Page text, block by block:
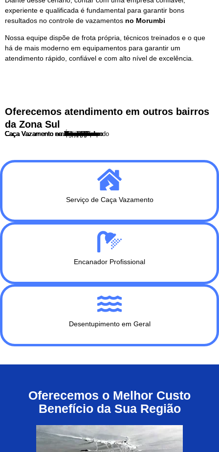
experiente e qualificada é fundamental para garantir bons
resultados no controle de vazamentos no Morumbi
Nossa equipe dispõe de frota própria, técnicos treinados e o que
há de mais moderno em equipamentos para garantir um
atendimento rápido, confiável e com alto nível de excelência.
Oferecemos atendimento em outros bairros
da Zona Sul
Caça Vazamento no Ibirapuera
Caça Vazamento no Itaim Bibi
Caça Vazamento no Campo Belo
Caça Vazamento em Santo Amaro
Caça Vazamento na Aclimação
Caça Vazamento no Cambuci
Caça Vazamento na Vila Mariana
Caça Vazamento no Ipiranga
Caça Vazamento no Sacomã
Caça Vazamento no Jabaquara
Caça Vazamento em Interlagos
Caça Vazamento no Morumbi
Caça Vazamento no Capão Redondo
Caça Vazamento no Grajau
Caça Vazamento no Campo Limpo
Caça Vazamento no Socorro
Caça Vazamento na Vila Olimpia
Caça Vazamento na Água Funda
Serviço de Caça Vazamento
Encanador Profissional
Desentupimento em Geral
Oferecemos o Melhor Custo
Benefício da Sua Região